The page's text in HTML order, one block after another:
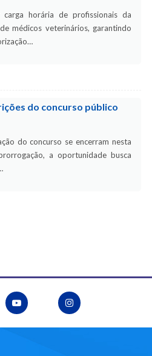
horária de profissionais da
médicos veterinários, garantindo
do concurso público
do concurso se encerram nesta
a oportunidade busca